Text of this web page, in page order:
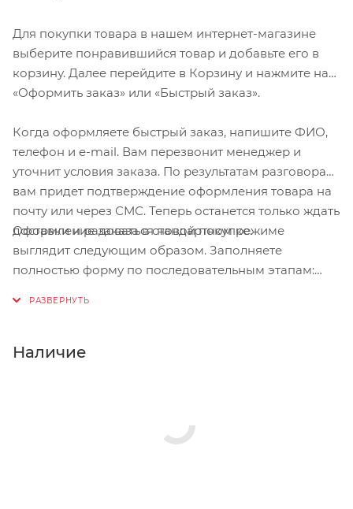
Для покупки товара в нашем интернет-магазине
выберите понравившийся товар и добавьте его в
корзину. Далее перейдите в Корзину и нажмите на
«Оформить заказ» или «Быстрый заказ».
Когда оформляете быстрый заказ, напишите ФИО,
телефон и e-mail. Вам перезвонит менеджер и
уточнит условия заказа. По результатам разговора
вам придет подтверждение оформления товара на
почту или через СМС. Теперь останется только ждать
доставки и радоваться новой покупке.
Оформление заказа в стандартном режиме
выглядит следующим образом. Заполняете
полностью форму по последовательным этапам:
Нажмите кнопку «Оформить заказ».
Наличие